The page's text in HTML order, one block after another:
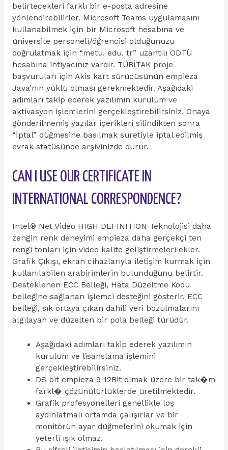
belirtecekleri farklı bir e-posta adresine
yönlendirebilirler. Microsoft Teams uygulamasını
kullanabilmek için bir Microsoft hesabına ve
üniversite personeli/öğrencisi olduğunuzu
doğrulatmak için “metu. edu. tr” uzantılı ODTÜ
hesabına ihtiyacınız vardır. TÜBİTAK proje
başvuruları için Akis kart sürücüsünün empieza
Java’nın yüklü olması gerekmektedir. Aşağıdaki
adımları takip ederek yazılımın kurulum ve
aktivasyon işlemlerini gerçekleştirebilirsiniz. Onaya
gönderilmemiş yazılar içerikleri silindikten sonra
“İptal” düğmesine basılmak suretiyle iptal edilmiş
evrak statüsünde arşivinizde durur.
CAN I USE OUR CERTIFICATE IN
INTERNATIONAL CORRESPONDENCE?
Intel® Net Video HIGH DEFINITION Teknolojisi daha
zengin renk deneyimi empieza daha gerçekçi ten
rengi tonları için video kalite geliştirmeleri ekler.
Grafik Çıkışı, ekran cihazlarıyla iletişim kurmak için
kullanılabilen arabirimlerin bulunduğunu belirtir.
Desteklenen ECC Belleği, Hata Düzeltme Kodu
belleğine sağlanan işlemci desteğini gösterir. ECC
belleği, sık ortaya çıkan dahili veri bozulmalarını
algılayan ve düzelten bir pola belleği türüdür.
Aşağıdaki adımları takip ederek yazılımın
kurulum ve lisanslama işlemini
gerçekleştirebilirsiniz.
DS bit empieza 9-12Bit olmak üzere bir tak�m
farkl� çözünülürlüklerde üretilmektedir.
Grafik profesyonelleri genellikle loş
aydınlatmalı ortamda çalışırlar ve bir
monitörün ayar düğmelerini okumak için
yeterli ışık olmaz.